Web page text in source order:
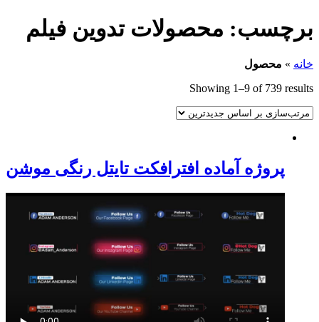
برچسب: محصولات تدوین فیلم
خانه » محصول
Showing 1–9 of 739 results
پروژه آماده افترافکت تایتل رنگی موشن